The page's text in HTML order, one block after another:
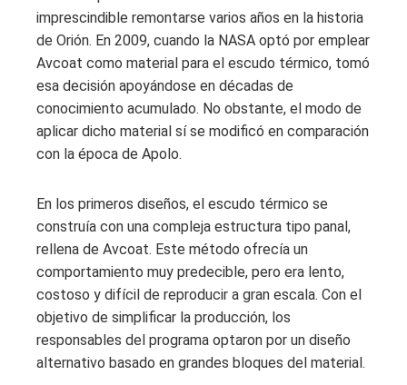
imprescindible remontarse varios años en la historia
de Orión. En 2009, cuando la NASA optó por emplear
Avcoat como material para el escudo térmico, tomó
esa decisión apoyándose en décadas de
conocimiento acumulado. No obstante, el modo de
aplicar dicho material sí se modificó en comparación
con la época de Apolo.
En los primeros diseños, el escudo térmico se
construía con una compleja estructura tipo panal,
rellena de Avcoat. Este método ofrecía un
comportamiento muy predecible, pero era lento,
costoso y difícil de reproducir a gran escala. Con el
objetivo de simplificar la producción, los
responsables del programa optaron por un diseño
alternativo basado en grandes bloques del material.